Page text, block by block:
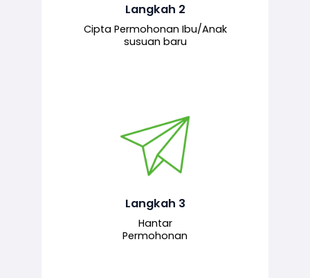
Langkah 2
Cipta Permohonan Ibu/Anak
susuan baru
baharu melalui sistem.
Langkah 3
Hantar
Permohonan
Permohonan yang lengkap dihantar
untuk proses semakan dan
bertanggungjawab.